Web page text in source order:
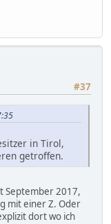
#37
in Tirol,
getroffen.
September 2017,
mit einer Z. Oder
dort wo ich